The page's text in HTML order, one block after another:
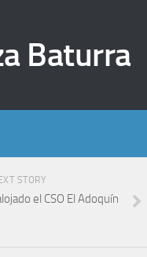
Baturra
STORY
el CSO El Adoquín